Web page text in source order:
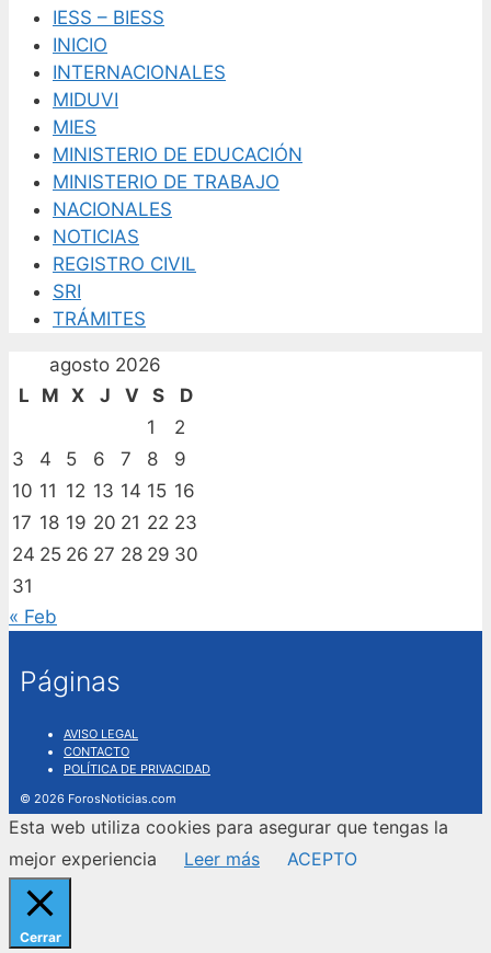
IESS – BIESS
INICIO
INTERNACIONALES
MIDUVI
MIES
MINISTERIO DE EDUCACIÓN
MINISTERIO DE TRABAJO
NACIONALES
NOTICIAS
REGISTRO CIVIL
SRI
TRÁMITES
agosto 2026
L
M X J V S
D
1
2
3
4 5 6 7 8
9
10 11 12 13 14 15 16
17 18 19 20 21 22 23
24 25 26 27 28 29 30
31
« Feb
Páginas
AVISO LEGAL
CONTACTO
POLÍTICA DE PRIVACIDAD
© 2026 ForosNoticias.com
Esta web utiliza cookies para asegurar que tengas la
mejor experiencia
Leer más ACEPTO
Cerrar